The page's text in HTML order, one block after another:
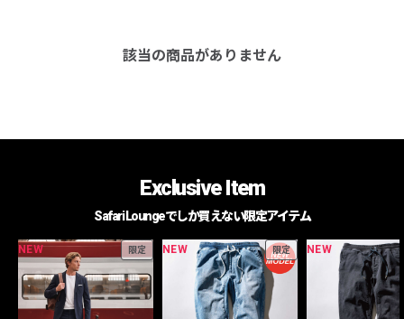
該当の商品がありません
Exclusive Item
Safari Loungeでしか買えない限定アイテム
NEW 限定 NEW 限定 NEW